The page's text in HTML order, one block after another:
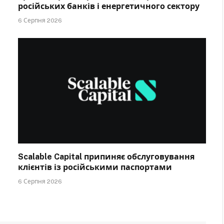
російських банків і енергетичного сектору
6 Серпня 2026
Scalable Capital припиняє обслуговування
клієнтів із російськими паспортами
6 Серпня 2026